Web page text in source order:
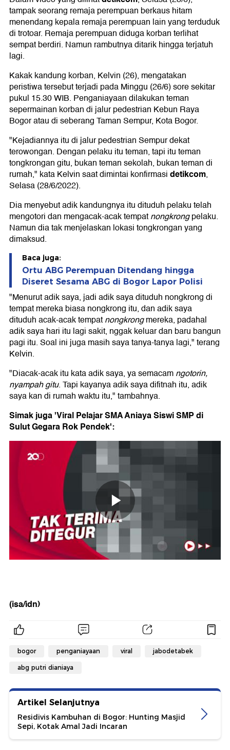
tampak seorang remaja perempuan berkaus hitam
menendang kepala remaja perempuan lain yang terduduk
di trotoar. Remaja perempuan diduga korban terlihat
sempat berdiri. Namun rambutnya ditarik hingga terjatuh
lagi.
Kakak kandung korban, Kelvin (26), mengatakan
peristiwa tersebut terjadi pada Minggu (26/6) sore sekitar
pukul 15.30 WIB. Penganiayaan dilakukan teman
sepermainan korban di jalur pedestrian Kebun Raya
Bogor atau di seberang Taman Sempur, Kota Bogor.
"Kejadiannya itu di jalur pedestrian Sempur dekat
terowongan. Dengan pelaku itu teman, tapi itu teman
tongkrongan gitu, bukan teman sekolah, bukan teman di
rumah," kata Kelvin saat dimintai konfirmasidetikcom,
Selasa (28/6/2022).
Dia menyebut adik kandungnya itu dituduh pelaku telah
mengotori dan mengacak-acak tempatnongkrongpelaku.
Namun dia tak menjelaskan lokasi tongkrongan yang
dimaksud.
Baca juga:
Ortu ABG Perempuan Ditendang hingga
Diseret Sesama ABG di Bogor Lapor Polisi
"Menurut adik saya, jadi adik saya dituduh nongkrong di
tempat mereka biasa nongkrong itu, dan adik saya
dituduh acak-acak tempatnongkrongmereka, padahal
adik saya hari itu lagi sakit, nggak keluar dan baru bangun
pagi itu. Soal ini juga masih saya tanya-tanya lagi," terang
Kelvin.
"Diacak-acak itu kata adik saya, ya semacamngotorin,
nyampah gitu. Tapi kayanya adik saya difitnah itu, adik
saya kan di rumah waktu itu," tambahnya.
Simak juga 'Viral Pelajar SMA Aniaya Siswi SMP di
Sulut Gegara Rok Pendek':
(isa/idn)
bogor penganiayaan viral jabodetabek
abg putri dianiaya
Artikel Selanjutnya
Residivis Kambuhan di Bogor: Hunting Masjid
Sepi, Kotak Amal Jadi Incaran